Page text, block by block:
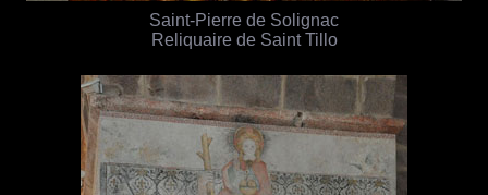
Saint-Pierre de Solignac
Reliquaire de Saint Tillo